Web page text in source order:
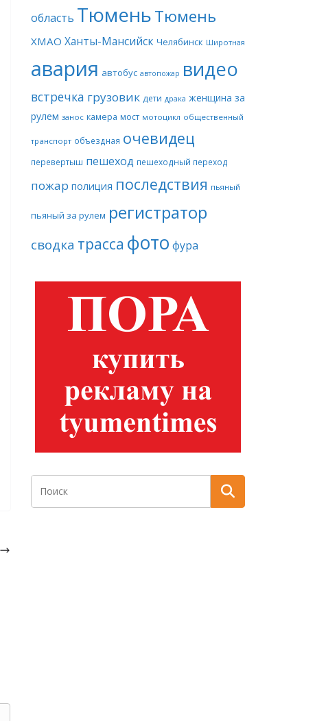
область ТюменьТюмень
ХМАО Ханты-Мансийск Челябинск Широтная
авария автобус автопожар видео
встречка грузовик дети драка женщина за
рулем занос камера мост мотоцикл общественный
транспорт объездная очевидец
перевертыш пешеход пешеходный переход
пожар полиция последствия пьяный
пьяный за рулем регистратор
сводка трасса фото фура